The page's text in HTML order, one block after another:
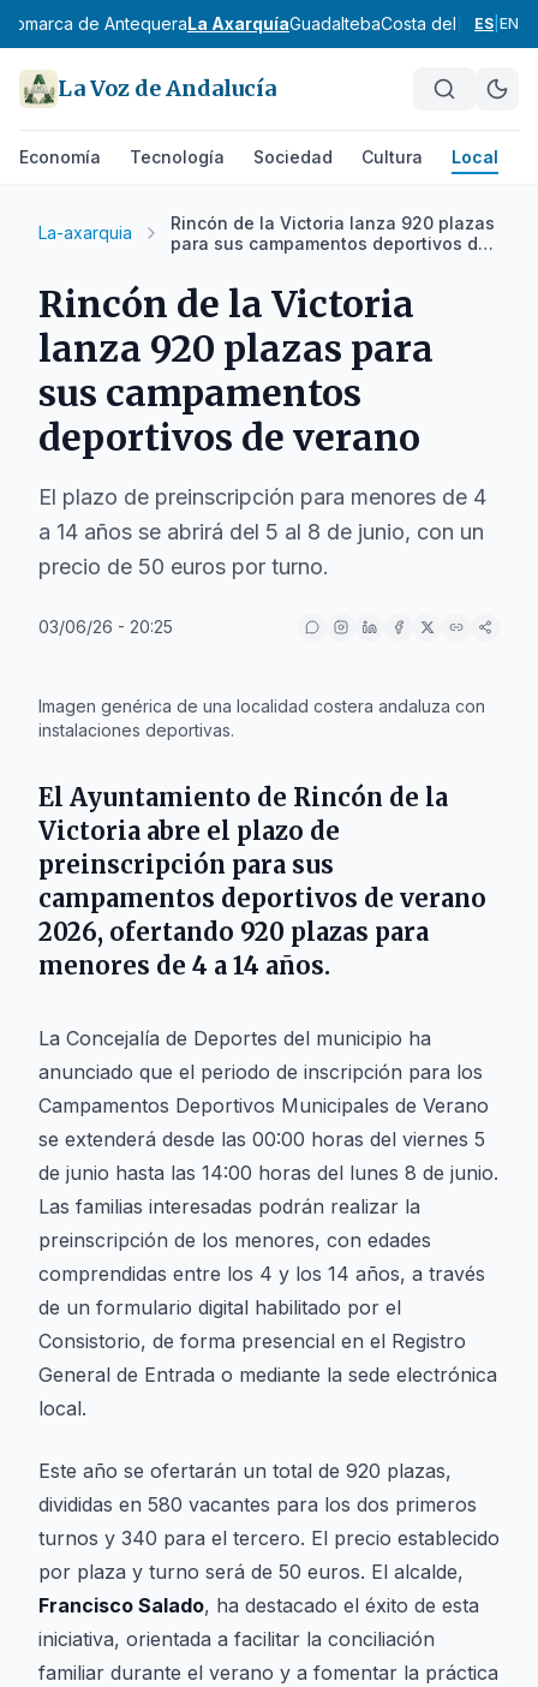
Comarca de AntequeraLa AxarquíaGuadaltebaCosta del Sol
ES EN
La Voz de Andalucía
Economía Tecnología Sociedad Cultura Local
La-axarquia
Rincón de la Victoria lanza 920 plazas
para sus campamentos deportivos de
Rincón de la Victoria
lanza 920 plazas para
sus campamentos
deportivos de verano
El plazo de preinscripción para menores de 4
a 14 años se abrirá del 5 al 8 de junio, con un
precio de 50 euros por turno.
03/06/26 - 20:25
Imagen genérica de una localidad costera andaluza con
instalaciones deportivas.
El Ayuntamiento de Rincón de la
Victoria abre el plazo de
preinscripción para sus
campamentos deportivos de verano
2026, ofertando 920 plazas para
menores de 4 a 14 años.
La Concejalía de Deportes del municipio ha
anunciado que el periodo de inscripción para los
Campamentos Deportivos Municipales de Verano
se extenderá desde las 00:00 horas del viernes 5
de junio hasta las 14:00 horas del lunes 8 de junio.
Las familias interesadas podrán realizar la
preinscripción de los menores, con edades
comprendidas entre los 4 y los 14 años, a través
de un formulario digital habilitado por el
Consistorio, de forma presencial en el Registro
General de Entrada o mediante la sede electrónica
local.
Este año se ofertarán un total de 920 plazas,
divididas en 580 vacantes para los dos primeros
turnos y 340 para el tercero. El precio establecido
por plaza y turno será de 50 euros. El alcalde,
Francisco Salado, ha destacado el éxito de esta
iniciativa, orientada a facilitar la conciliación
familiar durante el verano y a fomentar la práctica